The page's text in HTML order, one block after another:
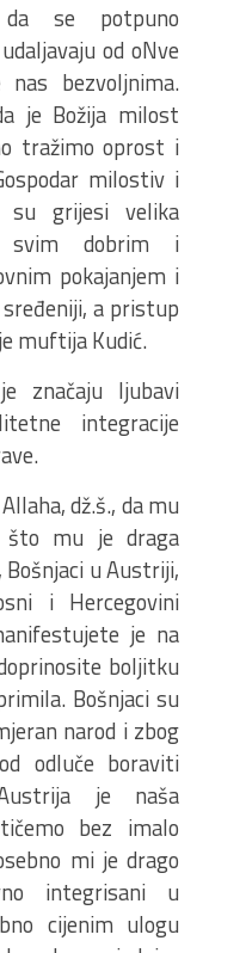
da se potpuno
od oNve
bezvoljnima.
je Božija milost
tražimo oprost i
milostiv i
grijesi velika
svim dobrim i
pokajanjem i
a pristup
muftija Kudić.
značaju ljubavi
integracije
dž.š., da mu
što mu je draga
Bošnjaci u Austriji,
i Hercegovini
je na
boljitku
Bošnjaci su
narod i zbog
odluče boraviti
je naša
bez imalo
mi je drago
integrisani u
cijenim ulogu